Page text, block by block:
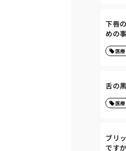
下唇
めの
医療
舌の
医療
ブリ
です